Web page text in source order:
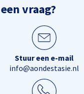
vraag?
Stuur een e-mail
info@aondestasie.nl